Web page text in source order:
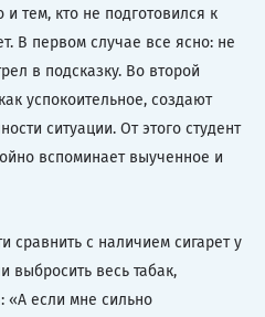
тем, кто не подготовился к
В первом случае все ясно: не
в подсказку. Во второй
успокоительное, создают
ситуации. От этого студент
вспоминает выученное и
сравнить с наличием сигарет у
выбросить весь табак,
«А если мне сильно